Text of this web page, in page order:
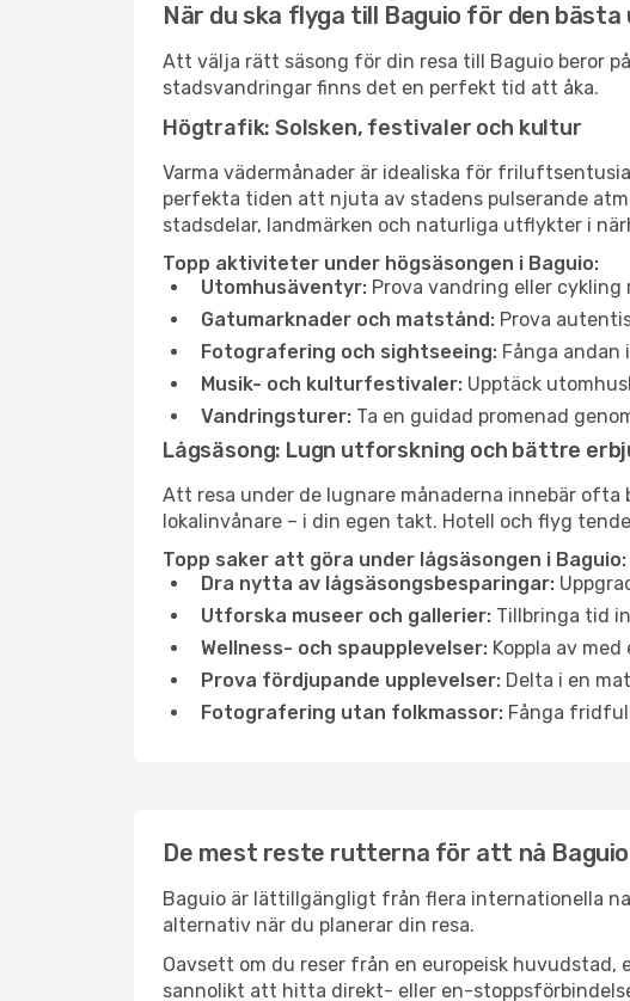
När du ska flyga till Baguio för den bästa
Att välja rätt säsong för din resa till Baguio beror
stadsvandringar finns det en perfekt tid att åka.
Högtrafik: Solsken, festivaler och kultur
Varma vädermånader är idealiska för
perfekta tiden att njuta av stadens pulserande
stadsdelar, landmärken och naturliga utflykter i
Topp aktiviteter under högsäsongen i Baguio:
Utomhusäventyr: Prova vandring eller
Gatumarknader och matstånd: Prova
Fotografering och sightseeing: Fånga
Musik- och kulturfestivaler: Upptäck
Vandringsturer: Ta en guidad promenad
Lågsäsong: Lugn utforskning och bättre
Att resa under de lugnare månaderna innebär
lokalinvånare – i din egen takt. Hotell och flyg
Topp saker att göra under lågsäsongen i Baguio:
Dra nytta av lågsäsongsbesparingar:
Utforska museer och gallerier: Tillbringa tid
Wellness- och spaupplevelser: Koppla av
Prova fördjupande upplevelser: Delta i en
Fotografering utan folkmassor: Fånga
De mest reste rutterna för att nå Baguio
Baguio är lättillgängligt från flera internationella
alternativ när du planerar din resa.
Oavsett om du reser från en europeisk huvudstad,
sannolikt att hitta direkt- eller en-